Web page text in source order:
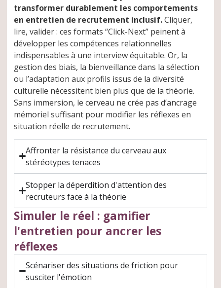
transformer durablement les comportements
en entretien de recrutement inclusif.Cliquer,
lire, valider : ces formats “Click-Next” peinent à
développer les compétences relationnelles
indispensables à une interview équitable. Or, la
gestion des biais, la bienveillance dans la sélection
ou l’adaptation aux profils issus de la diversité
culturelle nécessitent bien plus que de la théorie.
Sans immersion, le cerveau ne crée pas d’ancrage
mémoriel suffisant pour modifier les réflexes en
situation réelle de recrutement.
Affronter la résistance du cerveau aux
stéréotypes tenaces
Stopper la déperdition d'attention des
recruteurs face à la théorie
Simuler le réel : gamifier
l'entretien pour ancrer les
réflexes
Scénariser des situations de friction pour
susciter l'émotion